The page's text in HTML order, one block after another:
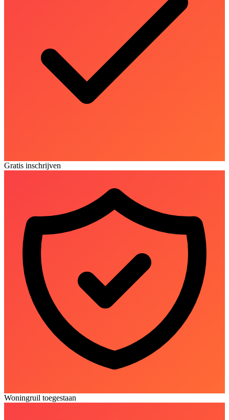
Gratis inschrijven
Woningruil toegestaan